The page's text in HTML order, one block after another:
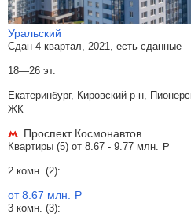
Уральский
Сдан 4 квартал, 2021, есть сданные
18—26 эт.
Екатеринбург, Кировский р-н,
ЖК
Проспект Космонавтов
Квартиры (5) от 8.67 - 9.77 млн. a
2 комн. (2):
от 8.67 млн. a
3 комн. (3):